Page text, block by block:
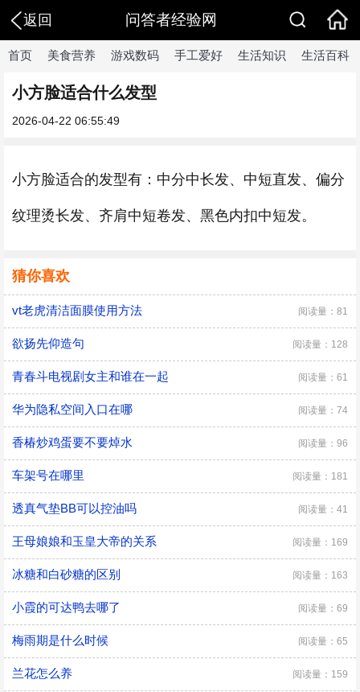
返回 问答者经验网
首页 美食营养 游戏数码 手工爱好 生活知识 生活百科
小方脸适合什么发型
2026-04-22 06:55:49
小方脸适合的发型有：中分中长发、中短直发、偏分
纹理烫长发、齐肩中短卷发、黑色内扣中短发。
猜你喜欢
vt老虎清洁面膜使用方法 阅读量：81
欲扬先仰造句 阅读量：128
青春斗电视剧女主和谁在一起 阅读量：61
华为隐私空间入口在哪 阅读量：74
香椿炒鸡蛋要不要焯水 阅读量：96
车架号在哪里 阅读量：181
透真气垫BB可以控油吗 阅读量：41
王母娘娘和玉皇大帝的关系 阅读量：169
冰糖和白砂糖的区别 阅读量：163
小霞的可达鸭去哪了 阅读量：69
梅雨期是什么时候 阅读量：65
兰花怎么养 阅读量：159